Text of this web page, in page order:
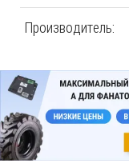
Производитель: